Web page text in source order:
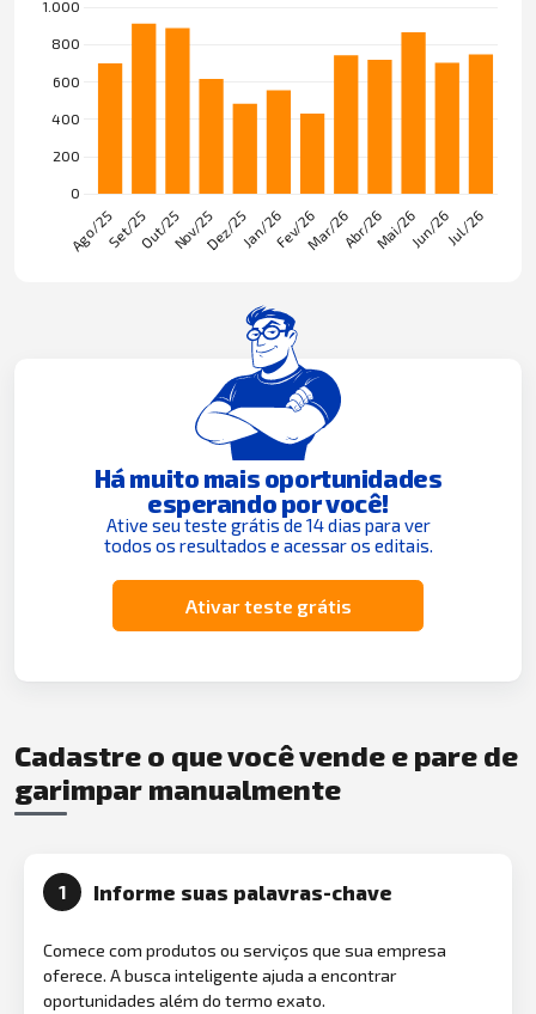
Há muito mais oportunidades
esperando por você!
Ative seu teste grátis de 14 dias para ver
todos os resultados e acessar os editais.
Ativar teste grátis
Cadastre o que você vende e pare de
garimpar manualmente
1 Informe suas palavras-chave
Comece com produtos ou serviços que sua empresa
oferece. A busca inteligente ajuda a encontrar
oportunidades além do termo exato.